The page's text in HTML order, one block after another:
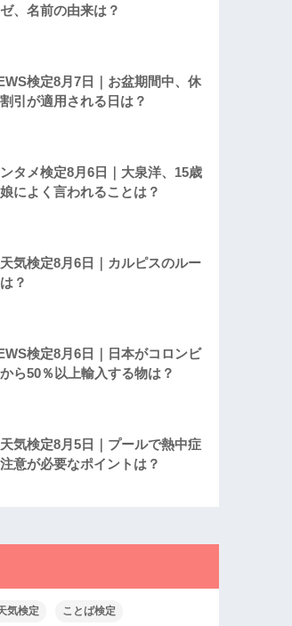
、名前の由来は？
検定8月7日｜お盆期間中、休
割引が適用される日は？
タメ検定8月6日｜大泉洋、15歳
によく言われることは？
気検定8月6日｜カルピスのルー
？
検定8月6日｜日本がコロンビ
ら50％以上輸入する物は？
気検定8月5日｜プールで熱中症
意が必要なポイントは？
気検定 ことば検定